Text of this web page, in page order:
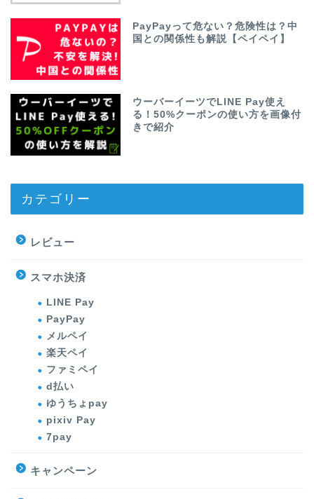
PayPayって危ない？危険性は？中
国との関係性も解説【ペイペイ】
ウーバーイーツでLINE Pay使え
る！50%クーポンの使い方を画像付
きで紹介
カテゴリー
レビュー
スマホ決済
LINE Pay
PayPay
メルペイ
楽天ペイ
ファミペイ
d払い
ゆうちょpay
pixiv Pay
7pay
キャンペーン